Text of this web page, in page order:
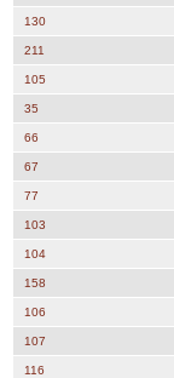
130
211
105
35
66
67
77
103
104
158
106
107
116